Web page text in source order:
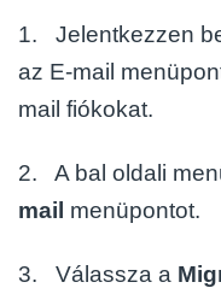
1. Jelentkezzen
az E-mail
mail fiókokat.
2. A bal oldali
mail menüpontot.
3. Válassza a